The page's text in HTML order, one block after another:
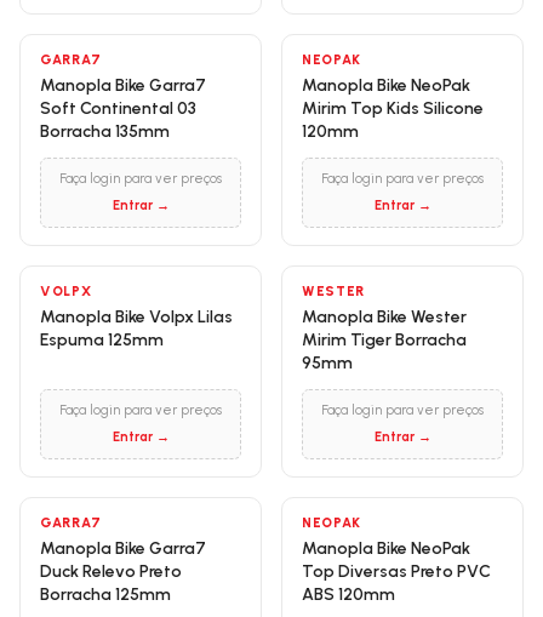
GARRA7
Manopla Bike Garra7
Soft Continental 03
Borracha 135mm
Faça login para ver preços
Entrar →
NEOPAK
Manopla Bike NeoPak
Mirim Top Kids Silicone
120mm
Faça login para ver preços
Entrar →
VOLPX
Manopla Bike Volpx Lilas
Espuma 125mm
Faça login para ver preços
Entrar →
WESTER
Manopla Bike Wester
Mirim Tiger Borracha
95mm
Faça login para ver preços
Entrar →
GARRA7
Manopla Bike Garra7
Duck Relevo Preto
Borracha 125mm
NEOPAK
Manopla Bike NeoPak
Top Diversas Preto PVC
ABS 120mm